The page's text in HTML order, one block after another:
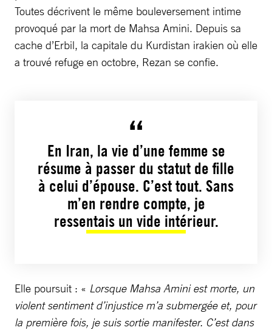
Toutes décrivent le même bouleversement intime
provoqué par la mort de Mahsa Amini. Depuis sa
cache d’Erbil, la capitale du Kurdistan irakien où elle
a trouvé refuge en octobre, Rezan se confie.
En Iran, la vie d’une femme se
résume à passer du statut de fille
à celui d’épouse. C’est tout. Sans
m’en rendre compte, je
ressentais un vide intérieur.
Elle poursuit : « Lorsque Mahsa Amini est morte, un
violent sentiment d’injustice m’a submergée et, pour
la première fois, je suis sortie manifester. C’est dans